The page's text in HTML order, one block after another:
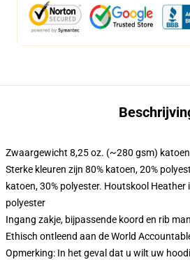
Zwaargewicht 8,25 oz. (~280 gsm)
Sterke kleuren zijn 80% katoen, 20%
katoen, 30% polyester. Houtskool Heather
polyester
Ingang zakje, bijpassende koord en rib
Ethisch ontleend aan de World
Opmerking: In het geval dat u wilt uw